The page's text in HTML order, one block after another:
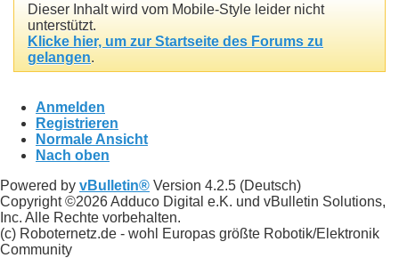
Dieser Inhalt wird vom Mobile-Style leider nicht
unterstützt.
Klicke hier, um zur Startseite des Forums zu
gelangen.
Anmelden
Registrieren
Normale Ansicht
Nach oben
Powered by vBulletin® Version 4.2.5 (Deutsch)
Copyright ©2026 Adduco Digital e.K. und vBulletin Solutions,
Inc. Alle Rechte vorbehalten.
(c) Roboternetz.de - wohl Europas größte Robotik/Elektronik
Community